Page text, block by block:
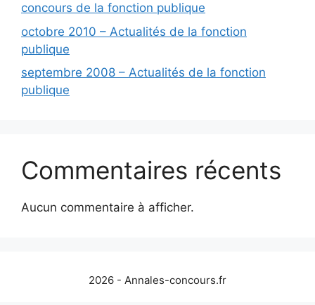
concours de la fonction publique
octobre 2010 – Actualités de la fonction
publique
septembre 2008 – Actualités de la fonction
publique
Commentaires récents
Aucun commentaire à afficher.
2026 - Annales-concours.fr